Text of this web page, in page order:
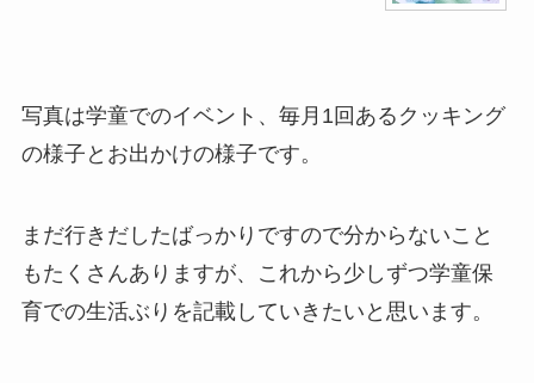
写真は学童でのイベント、毎月1回あるクッキング
の様子とお出かけの様子です。
まだ行きだしたばっかりですので分からないこと
もたくさんありますが、これから少しずつ学童保
育での生活ぶりを記載していきたいと思います。